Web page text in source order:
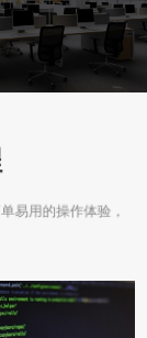
易用的操作体验，